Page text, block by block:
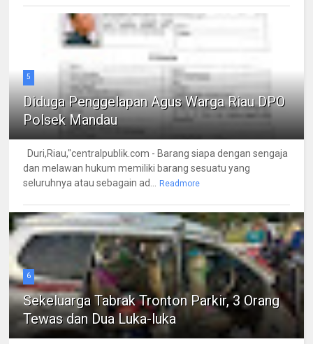
5
Diduga Penggelapan Agus Warga Riau DPO
Polsek Mandau
Duri,Riau,"centralpublik.com - Barang siapa dengan sengaja
dan melawan hukum memiliki barang sesuatu yang
seluruhnya atau sebagain ad... Readmore
6
Sekeluarga Tabrak Tronton Parkir, 3 Orang
Tewas dan Dua Luka-luka